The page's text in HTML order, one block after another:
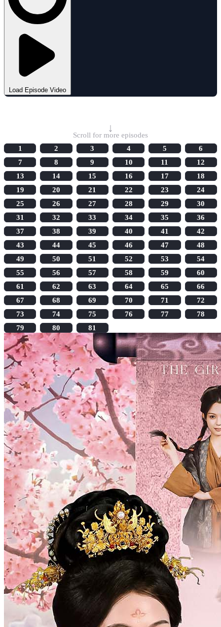
Load Episode Video
↓
Scroll for more episodes
1
2 3 4 5
6
7
8 9 10 11
12
13
14 15 16 17
18
19
20 21 22 23
24
25
26 27 28 29
30
31
32 33 34 35
36
37
38 39 40 41
42
43
44 45 46 47
48
49
50 51 52 53
54
55
56 57 58 59
60
61
62 63 64 65
66
67
68 69 70 71
72
73
74 75 76 77
78
79
80 81